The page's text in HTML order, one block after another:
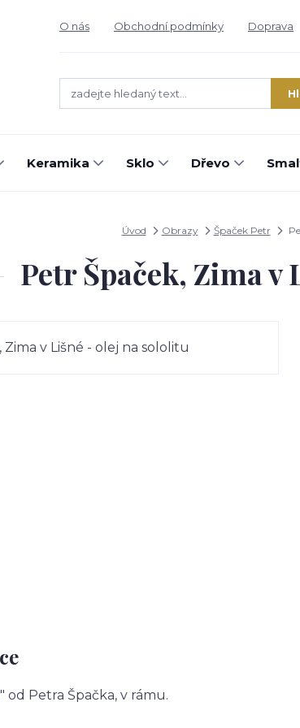
O nás Obchodní podmínky Doprava
Keramika Sklo Dřevo
Úvod Obrazy Špaček Petr
Petr Špaček, Zima
od Petra Špačka, v rámu.